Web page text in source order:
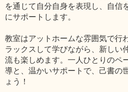
を通じて自分自身を表現し、自信
にサポートします。
教室はアットホームな雰囲気で行
ラックスして学びながら、新しい
流も楽しめます。一人ひとりのペ
導と、温かいサポートで、己書の
ょう！